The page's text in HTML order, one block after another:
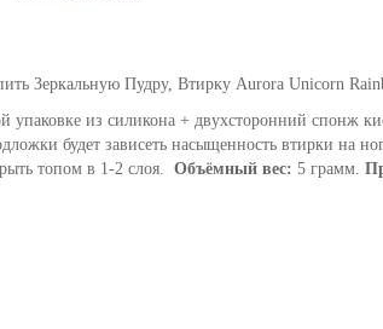
Зеркальную Пудру, Втирку Aurora Unicorn
упаковке из силикона + двухсторонний спонж
будет зависеть насыщенность втирки на
топом в 1-2 слоя. Объёмный вес: 5 грамм.